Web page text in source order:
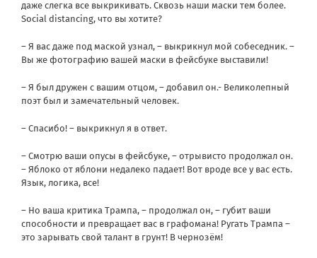
даже слегка все выкрикивать. Сквозь наши маски тем более.
Social distancing, что вы хотите?
– Я вас даже под маской узнал, – выкрикнул мой собеседник. –
Вы же фотографию вашей маски в фейсбуке выставили!
– Я был дружен с вашим отцом, – добавил он.- Великолепный
поэт был и замечательный человек.
– Спасибо! – выкрикнул я в ответ.
– Смотрю ваши опусы в фейсбуке, – отрывисто продолжал он.
– Яблоко от яблони недалеко падает! Вот вроде все у вас есть.
Язык, логика, все!
– Но ваша критика Трампа, – продолжал он, – губит ваши
способности и превращает вас в графомана! Ругать Трампа –
это зарывать свой талант в грунт! В чернозём!